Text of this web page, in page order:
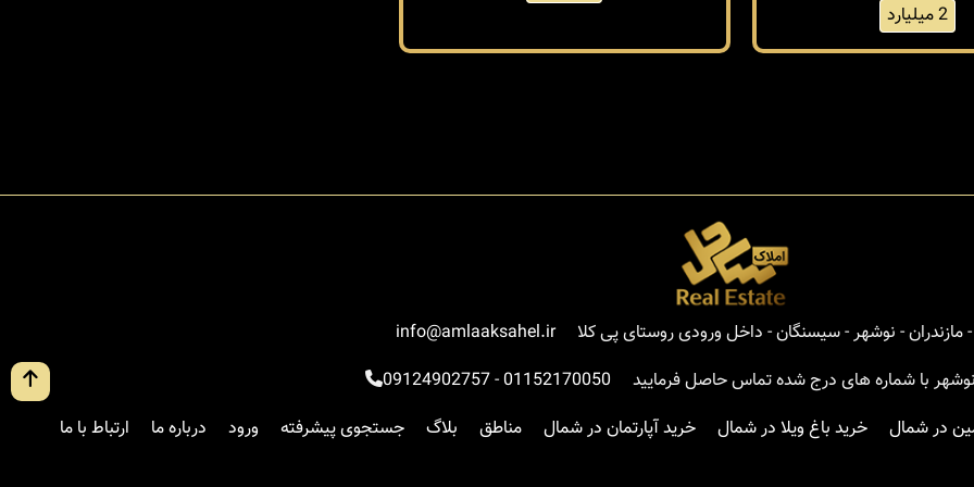
2 میلیارد
- نوشهر - سیسنگان - داخل ورودی روستای پی کلا
info@amlaaksahel.ir
با شماره های درج شده تماس حاصل فرمایید
01152170050
-
09124902757
در شمال
خرید باغ ویلا در شمال خرید آپارتمان در شمال مناطق بلاگ جستجوی پیشرفته ورود درباره ما ارتباط با ما